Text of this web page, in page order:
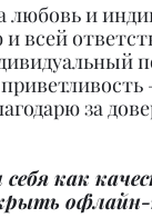
и
всей
за
себя как